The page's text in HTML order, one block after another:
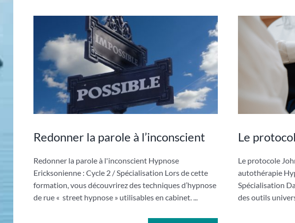
Redonner la parole à l’inconscient
Redonner la parole à l'inconscient Hypnose
Ericksonienne : Cycle 2 / Spécialisation Lors de cette
formation, vous découvrirez des techniques d’hypnose
de rue « street hypnose » utilisables en cabinet. ...
Le
Le protocole
autothérapie
Spécialisation
des outils